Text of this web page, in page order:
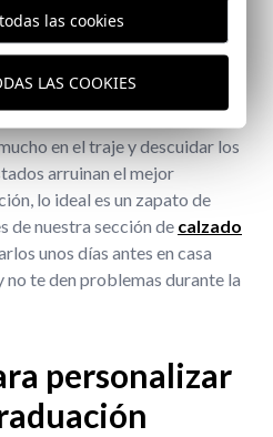
La pieza
vestimenta
en el traje y descuidar los
arruinan el mejor
lo ideal es un zapato de
de nuestra sección de calzado
unos días antes en casa
no te den problemas durante la
personalizar
las cookies
LAS COOKIES